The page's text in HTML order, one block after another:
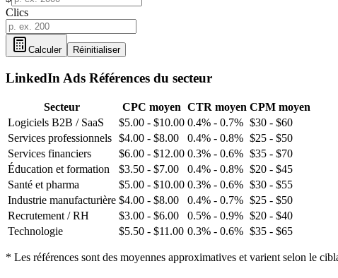
Clics
Calculer Réinitialiser
LinkedIn Ads Références du secteur
Secteur CPC moyen CTR moyen CPM moyen
Logiciels B2B / SaaS
$5.00 - $10.00 0.4% - 0.7% $30 - $60
Services professionnels $4.00 - $8.00 0.4% - 0.8% $25 - $50
Services financiers
$6.00 - $12.00 0.3% - 0.6% $35 - $70
Éducation et formation
$3.50 - $7.00 0.4% - 0.8% $20 - $45
Santé et pharma
$5.00 - $10.00 0.3% - 0.6% $30 - $55
Industrie manufacturière $4.00 - $8.00 0.4% - 0.7% $25 - $50
Recrutement / RH
$3.00 - $6.00 0.5% - 0.9% $20 - $40
Technologie
$5.50 - $11.00 0.3% - 0.6% $35 - $65
* Les références sont des moyennes approximatives et varient selon le